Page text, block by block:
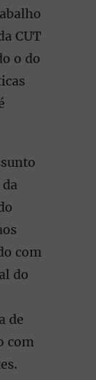
CUT
o do
com
do
de
com